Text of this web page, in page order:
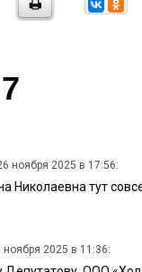
7
ноября 2025 в 17:56:
Николаевна тут
ноября 2025 в 11:36: